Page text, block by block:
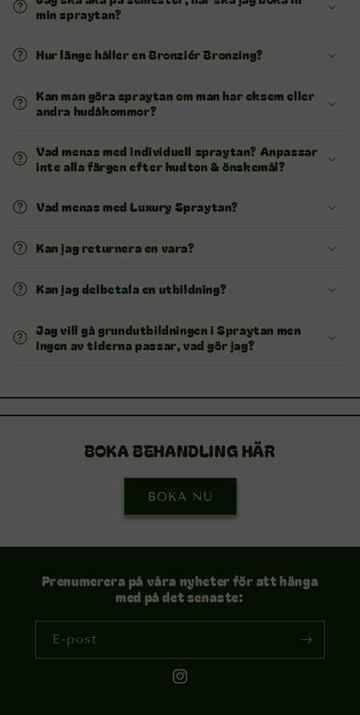
min spraytan?
Hur länge håller en Bronziér Bronzing?
Kan man göra spraytan om man har eksem eller
andra hudåkommor?
Vad menas med individuell spraytan? Anpassar
inte alla färgen efter hudton & önskemål?
Vad menas med Luxury Spraytan?
Kan jag returnera en vara?
Kan jag delbetala en utbildning?
Jag vill gå grundutbildningen i Spraytan men
ingen av tiderna passar, vad gör jag?
BOKA BEHANDLING HÄR
BOKA NU
Prenumerera på våra nyheter för att hänga
med på det senaste:
E-post
Instagram